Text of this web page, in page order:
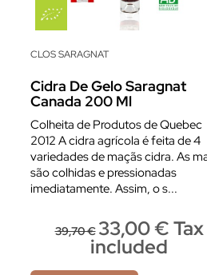
CLOS SARAGNAT
Cidra De Gelo Saragnat
Canada 200 Ml
Colheita de Produtos de Quebec
2012 A cidra agrícola é feita de 4
variedades de maçãs cidra. As
são colhidas e pressionadas
imediatamente. Assim, o s...
39,70 € 33,00 € Tax
included